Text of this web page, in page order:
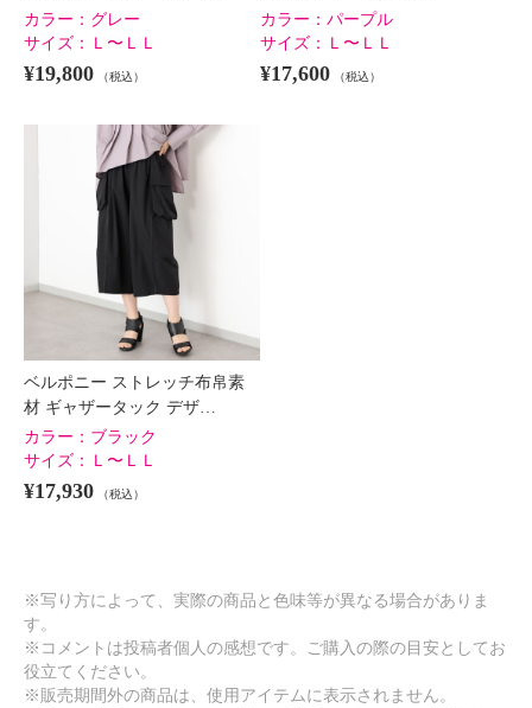
カラー： グレー
サイズ：
Ｌ〜ＬＬ
¥19,800 （税込）
カラー： パープル
サイズ：
Ｌ〜ＬＬ
¥17,600 （税込）
ベルポニー ストレッチ布帛素
材 ギャザータック デザ…
カラー： ブラック
サイズ：
Ｌ〜ＬＬ
¥17,930 （税込）
※写り方によって、実際の商品と色味等が異なる場合がありま
す。
※コメントは投稿者個人の感想です。ご購入の際の目安としてお
役立てください。
※販売期間外の商品は、使用アイテムに表示されません。